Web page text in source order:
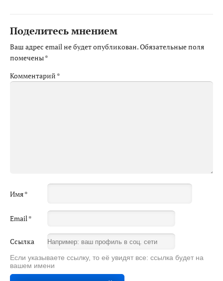
Поделитесь мнением
Ваш адрес email не будет опубликован.Обязательные поля
помечены*
Комментарий *
Имя*
Email*
Ссылка
Если указываете ссылку, то её увидят все: ссылка будет на
вашем имени